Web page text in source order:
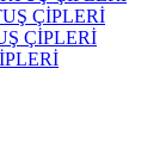
ÇİPLERİ
ÇİPLERİ